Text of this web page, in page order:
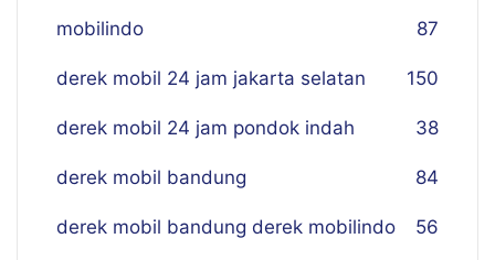
mobilindo 87
derek mobil 24 jam jakarta selatan 150
derek mobil 24 jam pondok indah 38
derek mobil bandung 84
derek mobil bandung derek mobilindo 56